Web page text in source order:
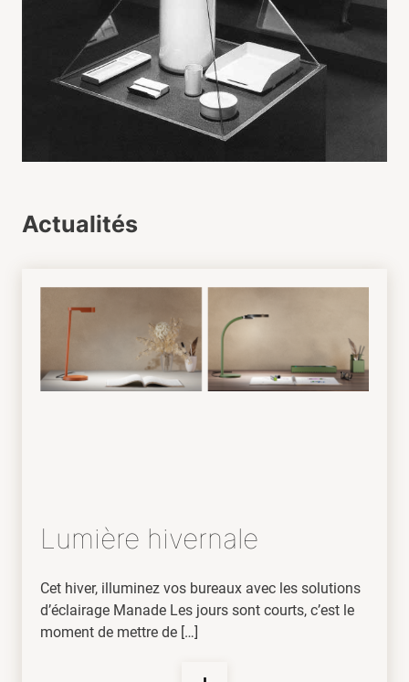
Actualités
Lumière hivernale
Cet hiver, illuminez vos bureaux avec les solutions
d’éclairage Manade Les jours sont courts, c’est le
moment de mettre de […]